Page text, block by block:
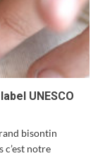
UNESCO
bisontin
c’est notre